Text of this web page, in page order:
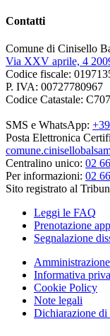
Contatti
Comune di Cinisello
Via XXV aprile, 4
Codice fiscale:
P. IVA: 00727780967
Codice Catastale: C707
SMS e WhatsApp:
Posta Elettronica
Centralino unico: 02
Per informazioni: 02
Sito registrato al
Leggi le FAQ
Prenotazione
Segnalazione
Informativa
Cookie Policy
Note legali
Dichiarazione di